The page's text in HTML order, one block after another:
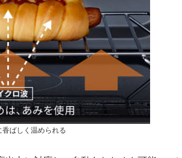
ばしく温められる